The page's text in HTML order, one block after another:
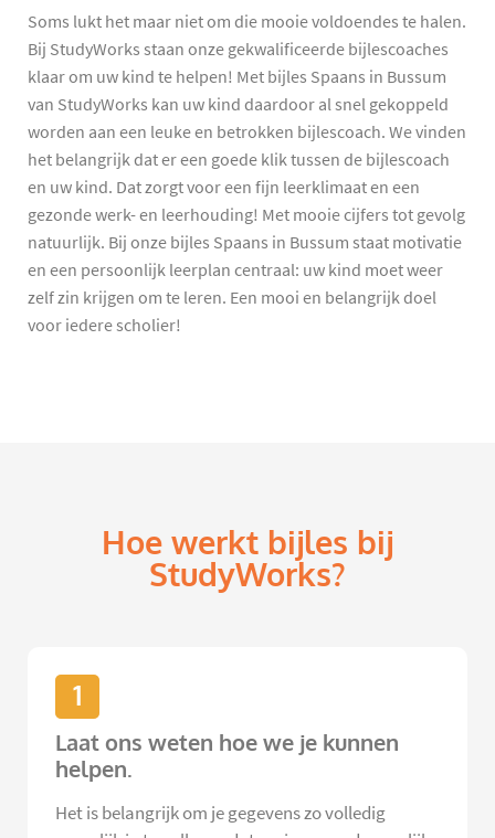
Soms lukt het maar niet om die mooie voldoendes te halen.
Bij StudyWorks staan onze gekwalificeerde bijlescoaches
klaar om uw kind te helpen! Met bijles Spaans in Bussum
van StudyWorks kan uw kind daardoor al snel gekoppeld
worden aan een leuke en betrokken bijlescoach. We vinden
het belangrijk dat er een goede klik tussen de bijlescoach
en uw kind. Dat zorgt voor een fijn leerklimaat en een
gezonde werk- en leerhouding! Met mooie cijfers tot gevolg
natuurlijk. Bij onze bijles Spaans in Bussum staat motivatie
en een persoonlijk leerplan centraal: uw kind moet weer
zelf zin krijgen om te leren. Een mooi en belangrijk doel
voor iedere scholier!
Hoe werkt bijles bij
StudyWorks?
1
Laat ons weten hoe we je kunnen
helpen.
Het is belangrijk om je gegevens zo volledig